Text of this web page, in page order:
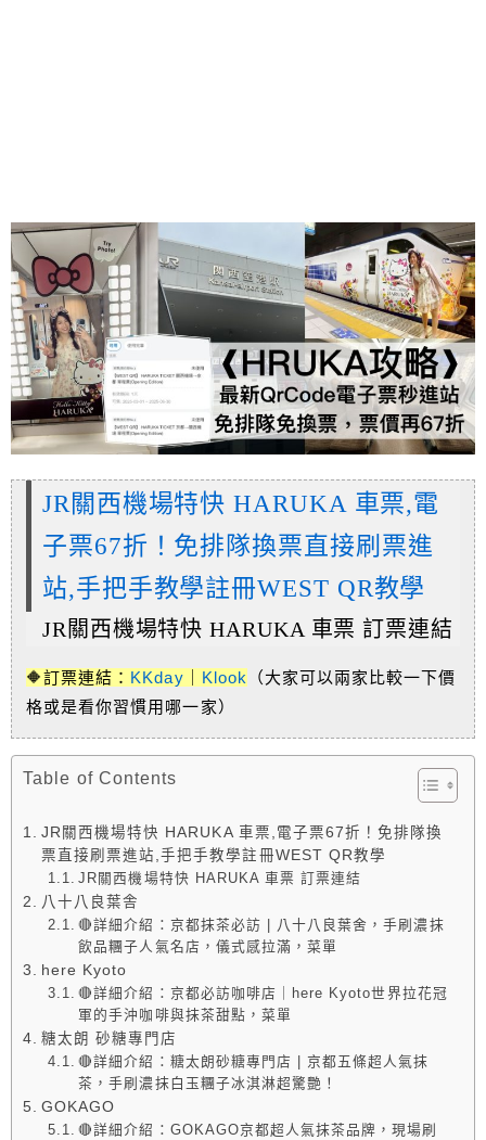
JR關西機場特快 HARUKA 車票,電
子票67折！免排隊換票直接刷票進
站,手把手教學註冊WEST QR教學
JR關西機場特快 HARUKA 車票 訂票連結
🔶訂票連結： KKday Klook
（大家可以兩家比較一下價
格或是看你習慣用哪一家）
Table of Contents
JR關西機場特快 HARUKA 車票,電子票67折！免排隊換
票直接刷票進站,手把手教學註冊WEST QR教學
JR關西機場特快 HARUKA 車票 訂票連結
八十八良葉舎
🔴詳細介紹：京都抹茶必訪 | 八十八良葉舍，手刷濃抹
飲品糰子人氣名店，儀式感拉滿，菜單
here Kyoto
🔴詳細介紹：京都必訪咖啡店｜here Kyoto世界拉花冠
軍的手沖咖啡與抹茶甜點，菜單
糖太朗 砂糖專門店
🔴詳細介紹：糖太朗砂糖專門店 | 京都五條超人氣抹
茶，手刷濃抹白玉糰子冰淇淋超驚艷！
GOKAGO
🔴詳細介紹：GOKAGO京都超人氣抹茶品牌，現場刷